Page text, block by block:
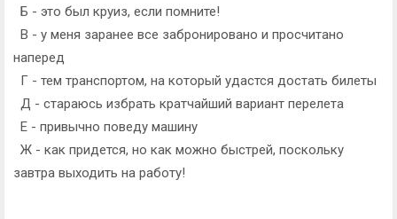
Б - это был круиз, если помните!
В - у меня заранее все забронировано и просчитано
наперед
Г - тем транспортом, на который удастся достать билеты
Д - стараюсь избрать кратчайший вариант перелета
Е - привычно поведу машину
Ж - как придется, но как можно быстрей, поскольку
завтра выходить на работу!